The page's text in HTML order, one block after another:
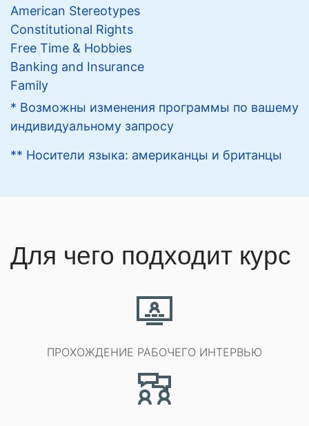
American Stereotypes
Constitutional Rights
Free Time & Hobbies
Banking and Insurance
Family
* Возможны изменения программы по вашему
индивидуальному запросу
** Носители языка: американцы и британцы
Для чего подходит курс
ПРОХОЖДЕНИЕ РАБОЧЕГО ИНТЕРВЬЮ